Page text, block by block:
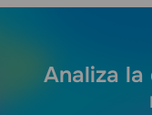
Analiza